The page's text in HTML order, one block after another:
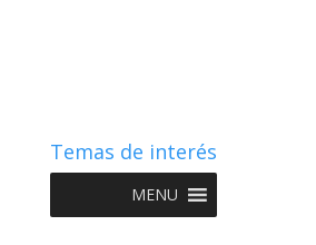
Temas de interés
MENU